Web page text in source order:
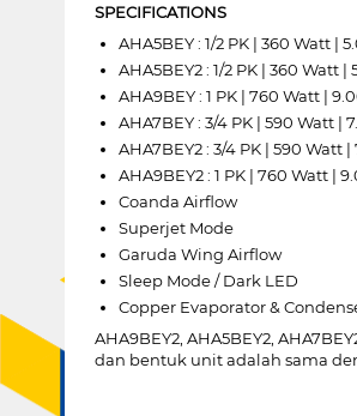
SPECIFICATIONS
AHA5BEY : 1/2 PK | 360 Watt |
AHA5BEY2 : 1/2 PK | 360 Watt
AHA9BEY : 1 PK | 760 Watt |
AHA7BEY : 3/4 PK | 590 Watt |
AHA7BEY2 : 3/4 PK | 590 Watt
AHA9BEY2 : 1 PK | 760 Watt |
Coanda Airflow
Superjet Mode
Garuda Wing Airflow
Sleep Mode / Dark LED
Copper Evaporator &
AHA9BEY2, AHA5BEY2,
dan bentuk unit adalah sama